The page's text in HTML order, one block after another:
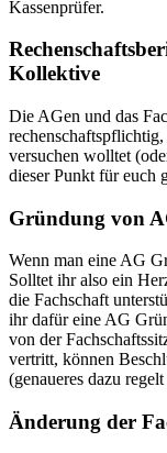
Kassenprüfer.
Kollektive
Die AGen und das
versuchen wolltet
dieser Punkt für euch
Gründung von
Wenn man eine AG
Solltet ihr also ein
die Fachschaft
ihr dafür eine AG
von der
vertritt, können
(genaueres dazu regelt
Änderung der